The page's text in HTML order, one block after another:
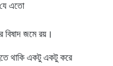
এতো
বিষাদ জমে রয়।
থাকি একটু একটু করে